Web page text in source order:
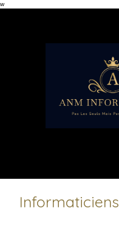
w
Informaticiens